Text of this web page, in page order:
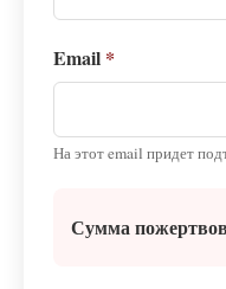
Email *
На этот email придет
Сумма